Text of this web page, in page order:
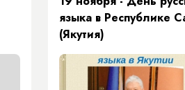
языка в Республике
(Якутия)